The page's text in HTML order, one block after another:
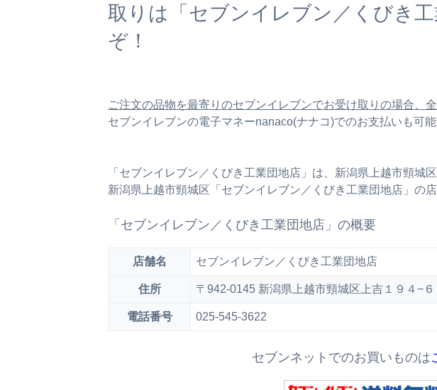
取りは「セブンイレブン／くびき工
ぞ！
ご注文の品物を最寄りのセブンイレブンでお受け取りの場合、
セブンイレブンの電子マネーnanaco(ナナコ)でのお支払いも可能
「セブンイレブン／くびき工業団地店」は、新潟県上越市頸城区
新潟県上越市頸城区「セブンイレブン／くびき工業団地店」の
「セブンイレブン／くびき工業団地店」の概要
店舗名 セブンイレブン／くびき工業団地店
住所 〒942-0145 新潟県上越市頸城区上吉１９４−６
電話番号 025-545-3622
セブンネットでのお買いものは